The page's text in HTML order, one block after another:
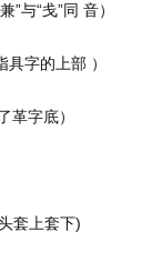
与“戋”同 音）
具字的上部 ）
革字底）
套上套下)